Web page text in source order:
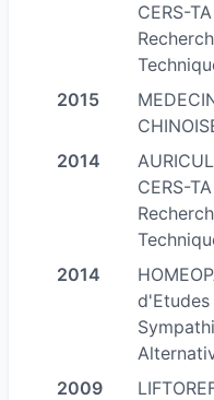
Elle se spécialisée
La gestion de la
l'interprétation
système nerveux
biorésonance
Elle experte
alimentaires en
(poids, addictions
(stress,
Dans
femme enceinte
CERS-
2015
2014
CERS-
2014
d'Etudes
2009